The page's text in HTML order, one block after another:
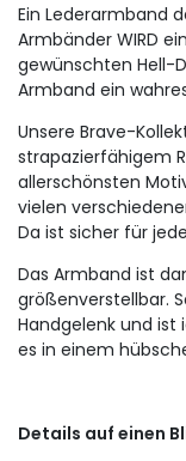
Ein Lederarmband
Armbänder WIRD
gewünschten Hell-
Armband ein
Unsere Brave-
strapazierfähigem
allerschönsten
vielen
Da ist sicher für
Das Armband ist
größenverstellbar.
Handgelenk und ist
es in einem
Details auf einen